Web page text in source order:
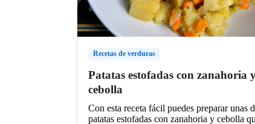
Recetas de verduras
Patatas estofadas con zanahoria
cebolla
Con esta receta fácil puedes preparar unas
patatas estofadas con zanahoria y cebolla